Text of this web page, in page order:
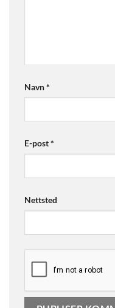
Navn*
E-post*
Nettsted